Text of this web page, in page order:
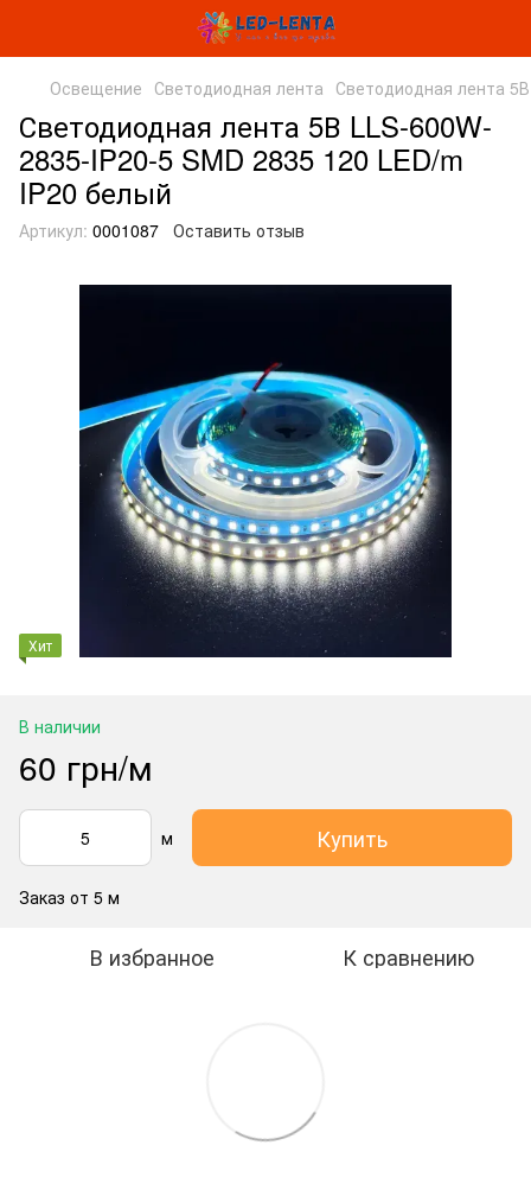
Освещение Светодиодная лента Светодиодная лента 5В
Светодиодная лента 5В LLS-600W-
2835-IP20-5 SMD 2835 120 LED/m
IP20 белый
Артикул: 0001087 Оставить отзыв
Хит
В наличии
60 грн/м
м Купить
Заказ от 5 м
В избранное К сравнению